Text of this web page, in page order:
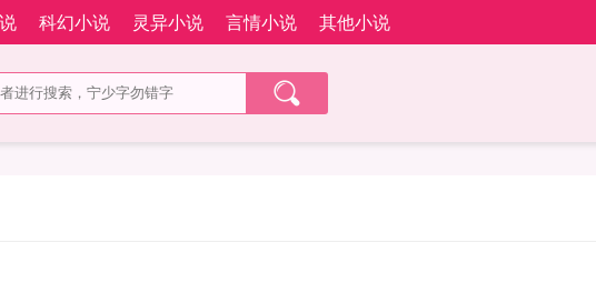
科幻小说 灵异小说 言情小说 其他小说